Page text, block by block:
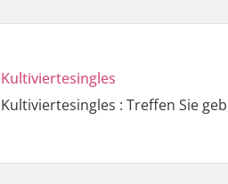
Kultiviertesingles
Kultiviertesingles : Treffen Sie